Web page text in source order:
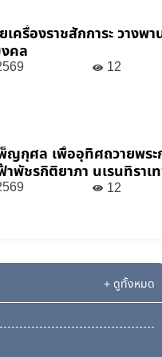
เครื่องราชสักการะ วางพ
คล
12
ญกุศล เพื่ออุทิศถวายพระ
าพัชรกิติยาภา นเรนทิรา
ชรราชธิดา ในวาระครบ
12
+ ดูทั้งหมด